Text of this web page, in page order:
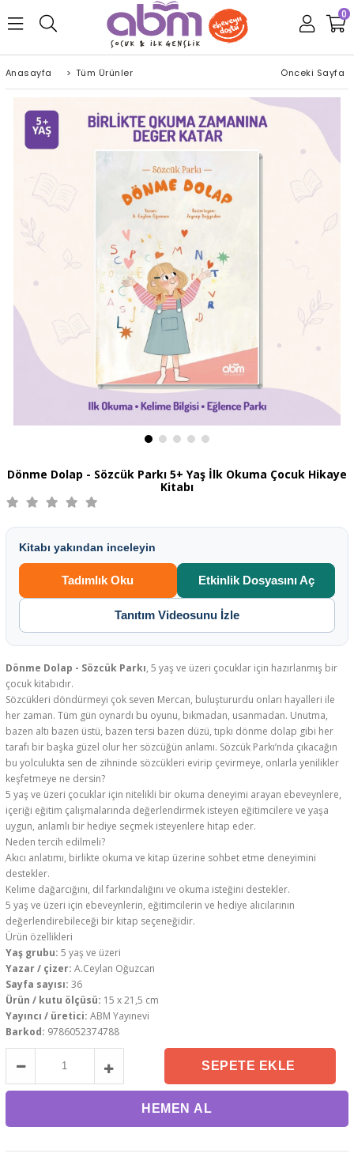
0
Anasayfa > Tüm Ürünler Önceki Sayfa
Dönme Dolap - Sözcük Parkı 5+ Yaş İlk Okuma Çocuk Hikaye
Kitabı
Kitabı yakından inceleyin
Tadımlık Oku Etkinlik Dosyasını Aç
Tanıtım Videosunu İzle
Dönme Dolap - Sözcük Parkı, 5 yaş ve üzeri çocuklar için hazırlanmış bir
çocuk kitabıdır.
Sözcükleri döndürmeyi çok seven Mercan, buluştururdu onları hayalleri ile
her zaman. Tüm gün oynardı bu oyunu, bıkmadan, usanmadan. Unutma,
bazen altı bazen üstü, bazen tersi bazen düzü, tıpkı dönme dolap gibi her
tarafı bir başka güzel olur her sözcüğün anlamı. Sözcük Parkı’nda çıkacağın
bu yolculukta sen de zihninde sözcükleri evirip çevirmeye, onlarla yenilikler
keşfetmeye ne dersin?
5 yaş ve üzeri çocuklar için nitelikli bir okuma deneyimi arayan ebeveynlere,
içeriği eğitim çalışmalarında değerlendirmek isteyen eğitimcilere ve yaşa
uygun, anlamlı bir hediye seçmek isteyenlere hitap eder.
Neden tercih edilmeli?
Akıcı anlatımı, birlikte okuma ve kitap üzerine sohbet etme deneyimini
destekler.
Kelime dağarcığını, dil farkındalığını ve okuma isteğini destekler.
5 yaş ve üzeri için ebeveynlerin, eğitimcilerin ve hediye alıcılarının
değerlendirebileceği bir kitap seçeneğidir.
Ürün özellikleri
Yaş grubu: 5 yaş ve üzeri
Yazar / çizer: A.Ceylan Oğuzcan
Sayfa sayısı: 36
Ürün / kutu ölçüsü: 15 x 21,5 cm
Yayıncı / üretici: ABM Yayınevi
Barkod: 9786052374788